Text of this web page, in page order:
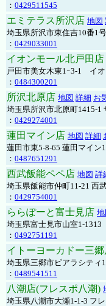
： 0429511545
エミテラス所沢店 地図
埼玉県所沢市東住吉10番1
： 0429033001
イオンモール北戸田店
戸田市美女木東1ｰ3‐1 イ
： 0484300201
所沢北原店 地図 詳細 お
埼玉県所沢市北原町1415-1
： 0429274001
蓮田マイン店 地図 詳細
蓮田市東5-8-65 蓮田マイン
： 0487651291
西武飯能ペペ店 地図 詳
埼玉県飯能市仲町11-21 西
： 0429754001
ららぽーと富士見店 地
埼玉県富士見市山室1-1313
： 0492751191
イトーヨーカドー三郷
埼玉県三郷市ピアラシティ
： 0489541511
八潮店(フレスポ八潮)
埼玉県八潮市大瀬1-1-3 フ